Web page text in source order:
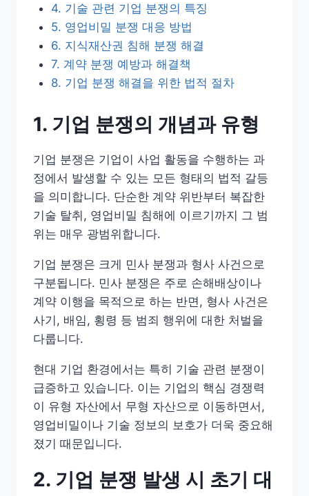
4. 기술 관련 기업 분쟁의 특징
5. 영업비밀 분쟁 대응 방법
6. 지식재산권 침해 분쟁 해결
7. 계약 분쟁 예방과 해결책
8. 기업 분쟁 해결을 위한 법적 절차
1. 기업 분쟁의 개념과 유형
기업 분쟁은 기업이 사업 활동을 수행하는 과
정에서 발생할 수 있는 모든 형태의 법적 갈등
을 의미합니다. 단순한 계약 위반부터 복잡한
기술 탈취, 영업비밀 침해에 이르기까지 그 범
위는 매우 광범위합니다.
기업 분쟁은 크게 민사 분쟁과 형사 사건으로
구분됩니다. 민사 분쟁은 주로 손해배상이나
계약 이행을 목적으로 하는 반면, 형사 사건은
사기, 배임, 횡령 등 범죄 행위에 대한 처벌을
다룹니다.
현대 기업 환경에서는 특히 기술 관련 분쟁이
급증하고 있습니다. 이는 기업의 핵심 경쟁력
이 유형 자산에서 무형 자산으로 이동하면서,
영업비밀이나 기술 정보의 보호가 더욱 중요해
졌기 때문입니다.
2. 기업 분쟁 발생 시 초기 대